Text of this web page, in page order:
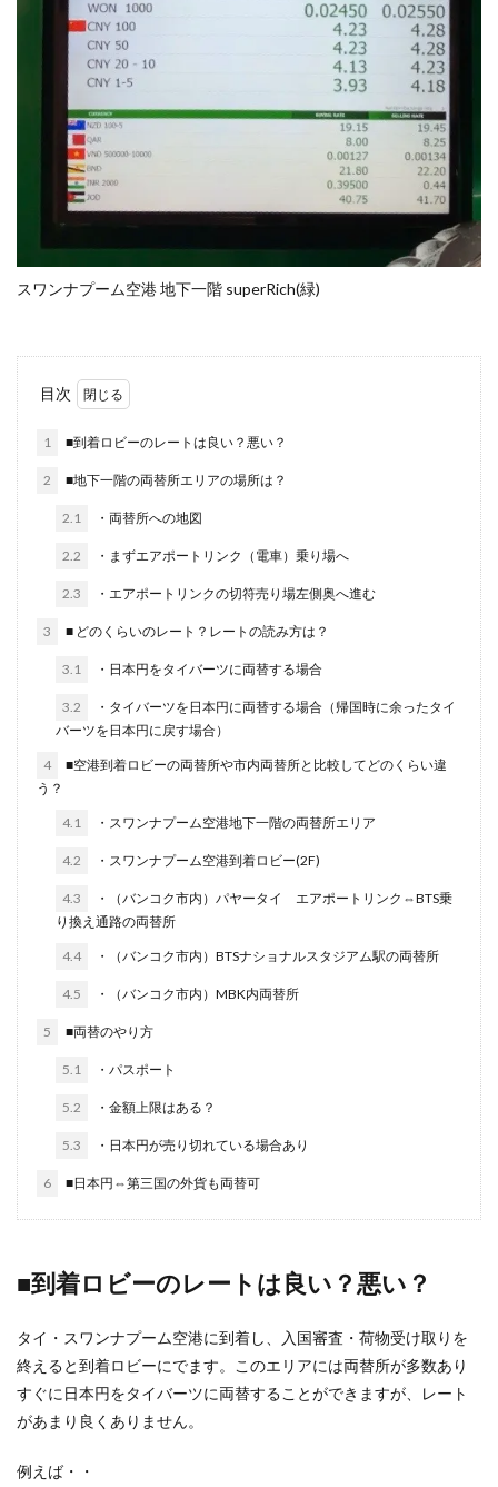
スワンナプーム空港 地下一階 superRich(緑)
目次
1 ■到着ロビーのレートは良い？悪い？
2 ■地下一階の両替所エリアの場所は？
2.1 ・両替所への地図
2.2 ・まずエアポートリンク（電車）乗り場へ
2.3 ・エアポートリンクの切符売り場左側奥へ進む
3 ■ どのくらいのレート？レートの読み方は？
3.1 ・日本円をタイバーツに両替する場合
3.2
・タイバーツを日本円に両替する場合（帰国時に余ったタイ
バーツを日本円に戻す場合）
4
■空港到着ロビーの両替所や市内両替所と比較してどのくらい違
う？
4.1 ・スワンナプーム空港地下一階の両替所エリア
4.2 ・スワンナプーム空港到着ロビー(2F)
4.3
・（バンコク市内）パヤータイ エアポートリンク⇔BTS乗
り換え通路の両替所
4.4 ・（バンコク市内）BTSナショナルスタジアム駅の両替所
4.5 ・（バンコク市内）MBK内両替所
5 ■両替のやり方
5.1 ・パスポート
5.2 ・金額上限はある？
5.3 ・日本円が売り切れている場合あり
6 ■日本円⇔第三国の外貨も両替可
■到着ロビーのレートは良い？悪い？
タイ・スワンナプーム空港に到着し、入国審査・荷物受け取りを
終えると到着ロビーにでます。このエリアには両替所が多数あり
すぐに日本円をタイバーツに両替することができますが、レート
があまり良くありません。
例えば・・